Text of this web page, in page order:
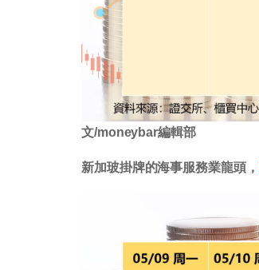
文/moneybar編輯部
新加玻掛牌的海事服務業龍頭，